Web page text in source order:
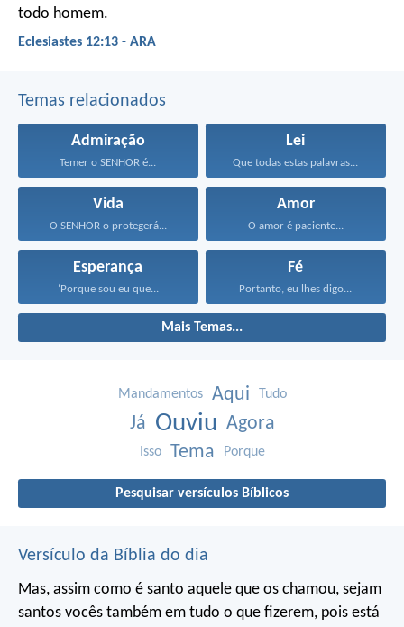
todo homem.
Eclesiastes 12:13 - ARA
Temas relacionados
Admiração
Temer o SENHOR é...
Lei
Que todas estas palavras...
Vida
O SENHOR o protegerá...
Amor
O amor é paciente...
Esperança
‘Porque sou eu que...
Fé
Portanto, eu lhes digo...
Mais Temas...
Mandamentos Aqui Tudo
Já Ouviu Agora
Isso Tema Porque
Pesquisar versículos Bíblicos
Versículo da Bíblia do dia
Mas, assim como é santo aquele que os chamou, sejam
santos vocês também em tudo o que fizerem, pois está